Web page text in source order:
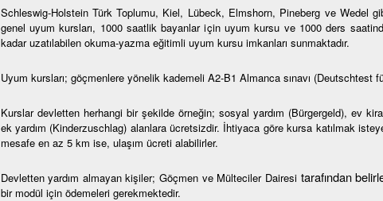
Schleswig-Holstein Türk Toplumu, Kiel, Lübeck, Elmshorn, Pineberg ve Wedel
genel uyum kursları, 1000 saatlik bayanlar için uyum kursu ve 1000 ders
kadar uzatılabilen okuma-yazma eğitimli uyum kursu imkanları sunmaktadır.
Uyum kursları; göçmenlere yönelik kademeli A2-B1 Almanca sınavı (Deutschtest
Kurslar devletten herhangi bir şekilde örneğin; sosyal yardım (Bürgergeld), ev
ek yardım (Kinderzuschlag) alanlara ücretsizdir. İhtiyaca göre kursa katılmak
mesafe en az 5 km ise, ulaşım ücreti alabilirler.
Devletten yardım almayan kişiler; Göçmen ve Mülteciler Dairesi tarafından
bir modül için ödemeleri gerekmektedir.